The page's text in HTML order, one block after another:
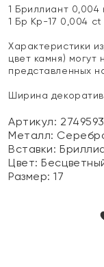
1 Бриллиант 0,004
1 Бр Кр-17 0,004
Характеристики
цвет камня) могут
представленных
Ширина
Артикул: 2749593
Металл:
Вставки:
Цвет:
Размер:17